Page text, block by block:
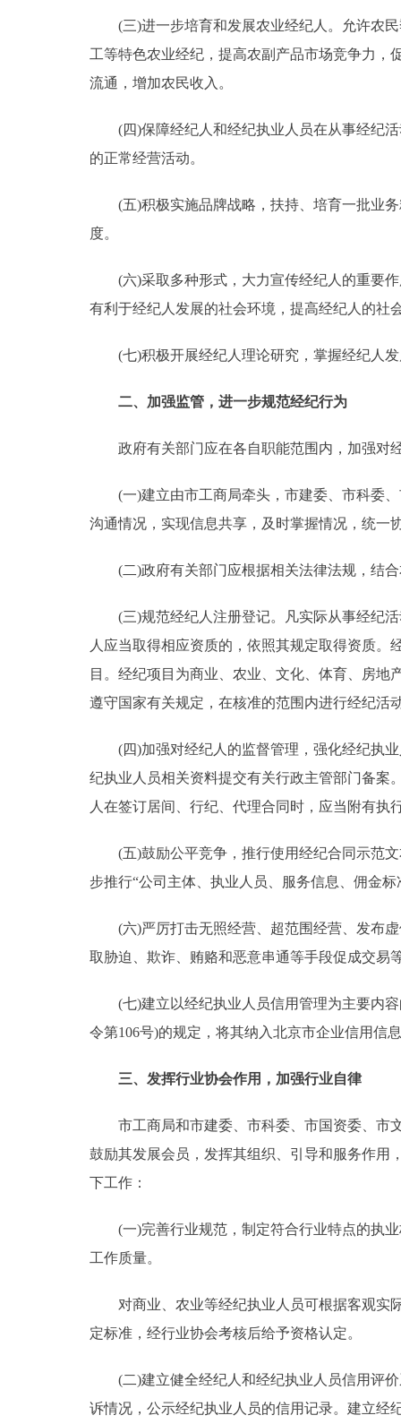
ITALIANO
(三)进一步培育和发展农业经纪人。允许农民
工等特色农业经纪，提高农副产品市场竞争力，
流通，增加农民收入。
(四)保障经纪人和经纪执业人员在从事经纪活
的正常经营活动。
(五)积极实施品牌战略，扶持、培育一批业务
度。
(六)采取多种形式，大力宣传经纪人的重要作
有利于经纪人发展的社会环境，提高经纪人的社
(七)积极开展经纪人理论研究，掌握经纪人发
二、加强监管，进一步规范经纪行为
政府有关部门应在各自职能范围内，加强对经
(一)建立由市工商局牵头，市建委、市科委、
沟通情况，实现信息共享，及时掌握情况，统一
(二)政府有关部门应根据相关法律法规，结合
(三)规范经纪人注册登记。凡实际从事经纪活
人应当取得相应资质的，依照其规定取得资质
目。经纪项目为商业、农业、文化、体育、房
遵守国家有关规定，在核准的范围内进行经纪活
(四)加强对经纪人的监督管理，强化经纪执业
纪执业人员相关资料提交有关行政主管部门备案
人在签订居间、行纪、代理合同时，应当附有执
(五)鼓励公平竞争，推行使用经纪合同示范文
步推行“公司主体、执业人员、服务信息、佣金
(六)严厉打击无照经营、超范围经营、发布虚
取胁迫、欺诈、贿赂和恶意串通等手段促成交易
(七)建立以经纪执业人员信用管理为主要内容
令第106号)的规定，将其纳入北京市企业信用信
三、发挥行业协会作用，加强行业自律
市工商局和市建委、市科委、市国资委、市文
鼓励其发展会员，发挥其组织、引导和服务作用
下工作：
(一)完善行业规范，制定符合行业特点的执业
工作质量。
对商业、农业等经纪执业人员可根据客观实际
定标准，经行业协会考核后给予资格认定。
(二)建立健全经纪人和经纪执业人员信用评价
诉情况，公示经纪执业人员的信用记录。建立经